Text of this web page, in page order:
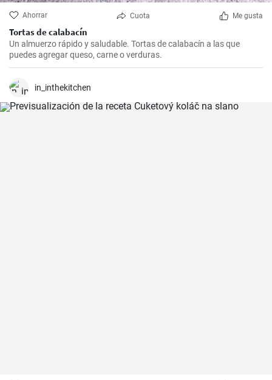
Ahorrar Cuota Me gusta
Tortas de calabacín
Un almuerzo rápido y saludable. Tortas de calabacín a las que
puedes agregar queso, carne o verduras.
in_inthekitchen